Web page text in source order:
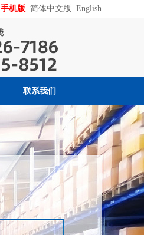
手机版 简体中文版 English
联系我们